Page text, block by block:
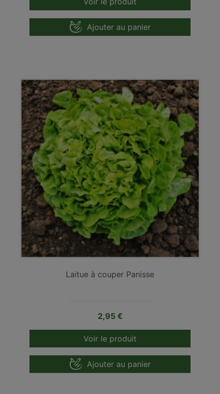
Ajouter au panier
Laitue à couper Panisse
Prix
2,95 €
Voir le produit
Ajouter au panier